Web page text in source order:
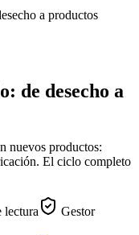
a productos
de desecho a
nuevos productos:
El ciclo completo
lectura
Gestor